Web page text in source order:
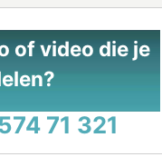
of video die je
71 321